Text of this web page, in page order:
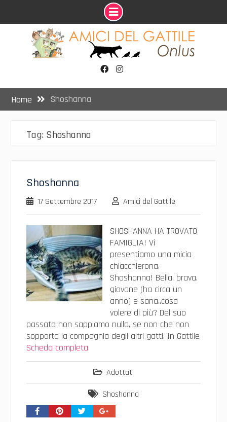
Home
Shoshanna
Tag: Shoshanna
Shoshanna
17 Settembre 2017 Amici del Gattile
SHOSHANNA HA TROVATO
FAMIGLIA! Vi
presentiamo una micia
chiacchierona,
Shoshanna! Bella, brava,
giovane (ha circa un
anno) e sana..cosa
volere di più? Del suo
passato non sappiamo nulla, se non che non
sopporta la compagnia degli altri gatti. In Gattile
Scheda completa
Adottati
Shoshanna